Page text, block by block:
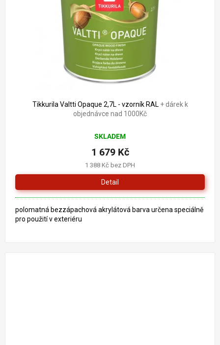
Tikkurila Valtti Opaque 2,7L - vzorník RAL + dárek k
objednávce nad 1000Kč
SKLADEM
1 388 Kč bez DPH
1 679 Kč
Detail
polomatná bezzápachová akrylátová barva určena speciálně
pro použití v exteriéru